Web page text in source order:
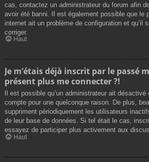
cas, contactez un administrateur du forum afin
avoir été banni. Il est également possible que le
internet ait un problème de configuration et qu’il
corriger.
Haut
Je m’étais déjà inscrit par le passé
présent plus me connecter ?!
Il est possible qu’un administrateur ait
compte pour une quelconque raison. De plus,
suppriment périodiquement les utilisateurs
de leur base de données. Si tel était le cas,
essayez de participer plus activement aux
Haut